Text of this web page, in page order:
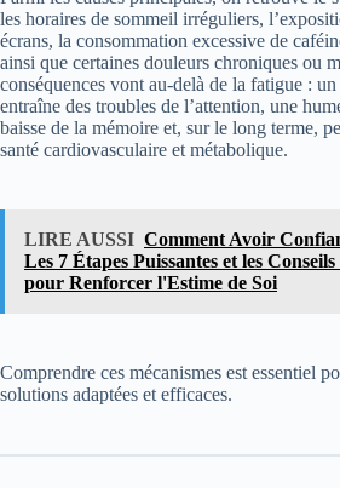
les horaires de sommeil irréguliers,
écrans, la consommation excessive de
ainsi que certaines douleurs chroniques ou
conséquences vont au-delà de la fatigue :
entraîne des troubles de l’attention, une
baisse de la mémoire et, sur le long terme,
santé cardiovasculaire et métabolique.
LIRE AUSSI Comment Avoir
Les 7 Étapes Puissantes et les
pour Renforcer l'Estime de Soi
Comprendre ces mécanismes est essentiel
solutions adaptées et efficaces.